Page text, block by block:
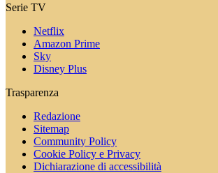
Serie TV
Netflix
Amazon Prime
Sky
Disney Plus
Trasparenza
Redazione
Sitemap
Community Policy
Cookie Policy e Privacy
Dichiarazione di accessibilità